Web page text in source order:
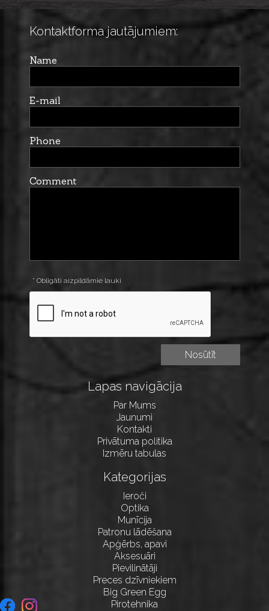
Kontaktforma jautājumiem:
Name
E-mail
Phone
Comment
* Obligāti aizpildāmie lauki
Lapas navigācija
Par Mums
Jaunumi
Kontakti
Privātuma politika
Izmēru tabulas
Kategorijas
Ieroči
Optika
Munīcija
Patronu lādēšana
Apģērbs, apavi
Aksesuāri
Pievilinātāji
Preces dzīvniekiem
Big Green Egg
Pirotehnika